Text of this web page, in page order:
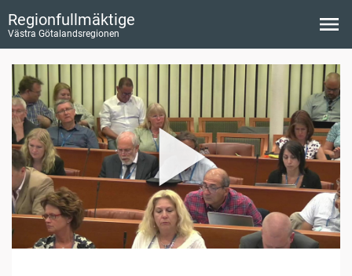
Regionfullmäktige
Västra Götalandsregionen